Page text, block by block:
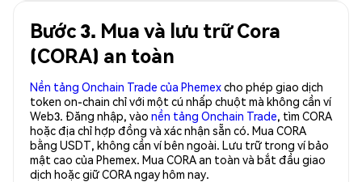
Bước 3. Mua và lưu trữ Cora
(CORA) an toàn
Nền tảng Onchain Trade của Phemexcho phép giao dịch
token on-chain chỉ với một cú nhấp chuột mà không cần ví
Web3. Đăng nhập, vào nền tảng Onchain Trade, tìm CORA
hoặc địa chỉ hợp đồng và xác nhận sẵn có. Mua CORA
bằng USDT, không cần ví bên ngoài. Lưu trữ trong ví bảo
mật cao của Phemex. Mua CORA an toàn và bắt đầu giao
dịch hoặc giữ CORA ngay hôm nay.